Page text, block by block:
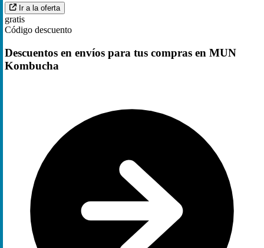
Ir a la oferta
gratis
Código descuento
Descuentos en envíos para tus compras en MUN
Kombucha